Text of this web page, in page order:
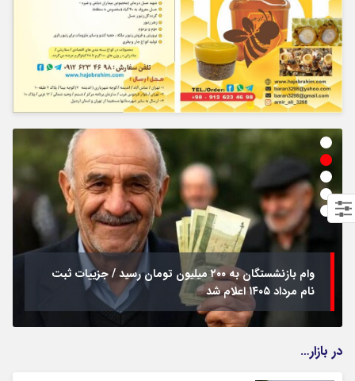
وام بازنشستگان به ۲۰۰ میلیون تومان رسید / جزییات ثبت
نام مرداد ۱۴۰۵ اعلام شد
در بازار…